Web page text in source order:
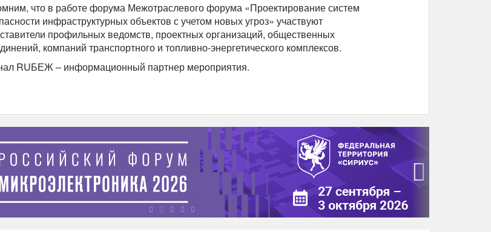
что в работе форума Межотраслевого форума «Проектирование систем
инфраструктурных объектов с учетом новых угроз» участвуют
профильных ведомств, проектных организаций, общественных
компаний транспортного и топливно-энергетического комплексов.
RUБЕЖ – информационный партнер мероприятия.
›